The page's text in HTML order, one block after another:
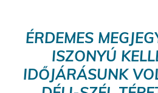
ÉRDEMES
ISZONYÚ
IDŐJÁRÁSUNK